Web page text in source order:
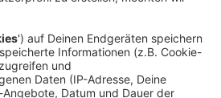
Ruhrmuseum Essen präpariert,
wird", sagte Schulte.